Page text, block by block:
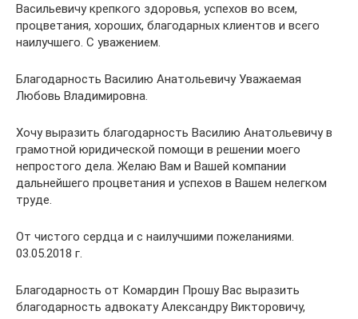
Васильевичу крепкого здоровья, успехов во всем,
процветания, хороших, благодарных клиентов и всего
наилучшего. С уважением.
Благодарность Василию Анатольевичу Уважаемая
Любовь Владимировна.
Хочу выразить благодарность Василию Анатольевичу в
грамотной юридической помощи в решении моего
непростого дела. Желаю Вам и Вашей компании
дальнейшего процветания и успехов в Вашем нелегком
труде.
От чистого сердца и с наилучшими пожеланиями.
03.05.2018 г.
Благодарность от Комардин Прошу Вас выразить
благодарность адвокату Александру Викторовичу,